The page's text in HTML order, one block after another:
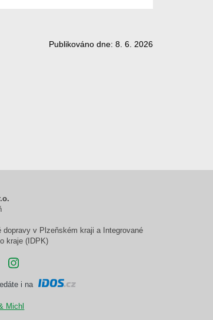
Publikováno dne: 8. 6. 2026
dopravy v Plzeňském kraji a Integrované
kraje (IDPK)
i na
Michl